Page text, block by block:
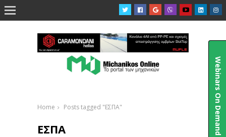

Home Posts tagged "ΕΣΠΑ"
ΕΣΠΑ Webinars On Demand